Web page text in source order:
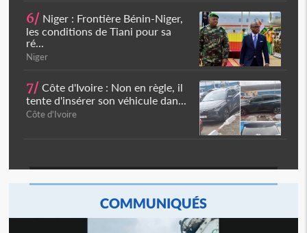
6/ Niger : Frontière Bénin-Niger,
les conditions de Tiani pour sa
ré...
Niger
7/ Côte d'Ivoire : Non en règle, il
tente d'insérer son véhicule dan...
Côte d'Ivoire
COMMUNIQUÉS